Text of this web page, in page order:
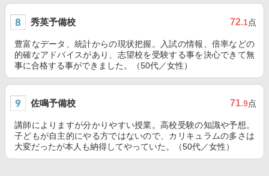
秀英予備校 72.1点
豊富なデータ、統計からの現状把握。入試の情報、倍率などの
的確なアドバイスがあり、志望校を受験する事を決心できて無
事に合格する事ができました。（50代／女性）
佐鳴予備校 71.9点
講師によりますが分かりやすい授業。高校受験の知識や予想。
子どもが自主的にやる方ではないので、カリキュラムの多さは
大変だったが本人も納得してやっていた。（50代／女性）